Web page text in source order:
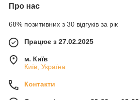
Про нас
68% позитивних з 30 відгуків за рік
Працює з 27.02.2025
м. Київ
Київ, Україна
Контакти